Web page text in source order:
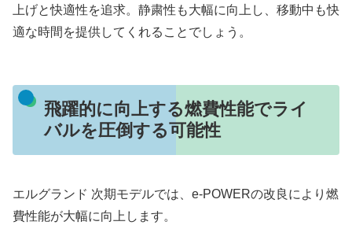
上げと快適性を追求。静粛性も大幅に向上し、移動中も快
適な時間を提供してくれることでしょう。
飛躍的に向上する燃費性能でライ
バルを圧倒する可能性
エルグランド 次期モデルでは、e-POWERの改良により燃
費性能が大幅に向上します。